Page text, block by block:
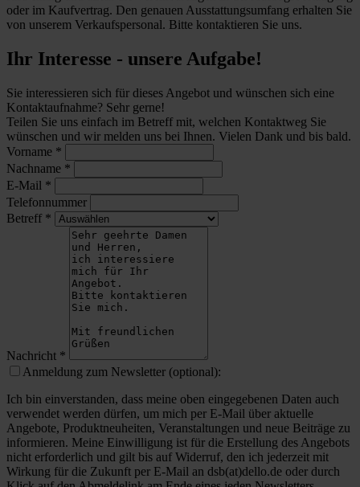
oder im Kaufvertrag. Den genauen Ausstattungsumfang erhalten Sie
von unserem Verkaufspersonal. Bitte kontaktieren Sie uns.
Ihr Interesse - unsere Aufgabe!
Sie interessieren sich für dieses Angebot und wünschen sich eine
Kontaktaufnahme? Sehr gerne!
Teilen Sie uns einfach im Betreff mit, welchen Kontaktweg Sie
wünschen und wir melden uns bei Ihnen. Vielen Dank und bis bald.
Vorname *
Nachname *
E-Mail *
Telefonnummer
Betreff *
Nachricht *
Anmeldung zum Newsletter (optional):
Ich bin einverstanden, dass meine oben eingegebenen Daten auch
verwendet werden dürfen, um mich per E-Mail über aktuelle
Angebote, Produktneuheiten, Veranstaltungen und neue Beiträge zu
informieren. Meine Einwilligung ist für die Erstellung des Angebots
nicht erforderlich und gilt bis auf Widerruf, den ich jederzeit mit
Wirkung für die Zukunft per E-Mail an dsb(at)dello.de oder durch